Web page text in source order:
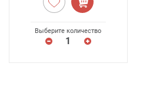
Выберите количество